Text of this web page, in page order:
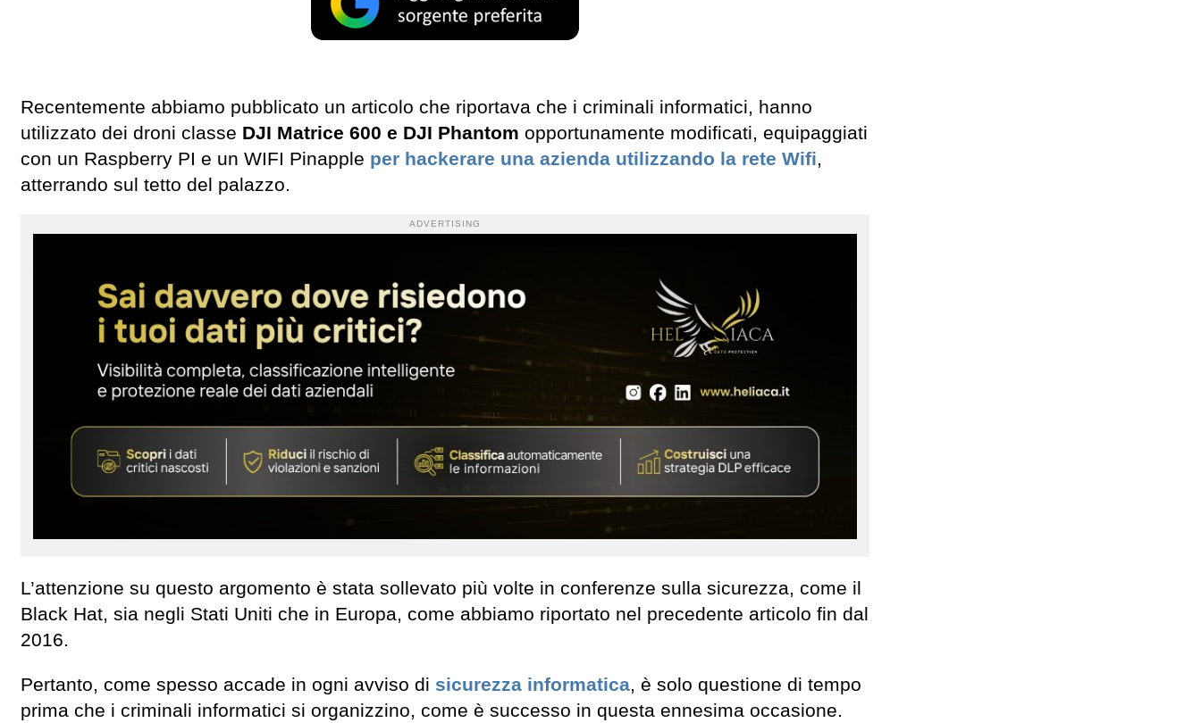
Recentemente abbiamo pubblicato un articolo che riportava che i criminali informatici, hanno
utilizzato dei droni classe DJI Matrice 600 e DJI Phantom opportunamente modificati, equipaggiati
con un Raspberry PI e un WIFI Pinapple per hackerare una azienda utilizzando la rete Wifi,
atterrando sul tetto del palazzo.
ADVERTISING
L’attenzione su questo argomento è stata sollevato più volte in conferenze sulla sicurezza, come il
Black Hat, sia negli Stati Uniti che in Europa, come abbiamo riportato nel precedente articolo fin dal
2016.
Pertanto, come spesso accade in ogni avviso di sicurezza informatica, è solo questione di tempo
prima che i criminali informatici si organizzino, come è successo in questa ennesima occasione.